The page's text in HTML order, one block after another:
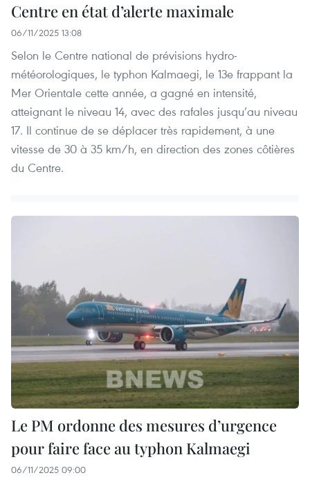
Centre en état d’alerte maximale
06/11/2025 13:08
Selon le Centre national de prévisions hydro-
météorologiques, le typhon Kalmaegi, le 13e frappant la
Mer Orientale cette année, a gagné en intensité,
atteignant le niveau 14, avec des rafales jusqu’au niveau
17. Il continue de se déplacer très rapidement, à une
vitesse de 30 à 35 km/h, en direction des zones côtières
du Centre.
Le PM ordonne des mesures d’urgence
pour faire face au typhon Kalmaegi
06/11/2025 09:00